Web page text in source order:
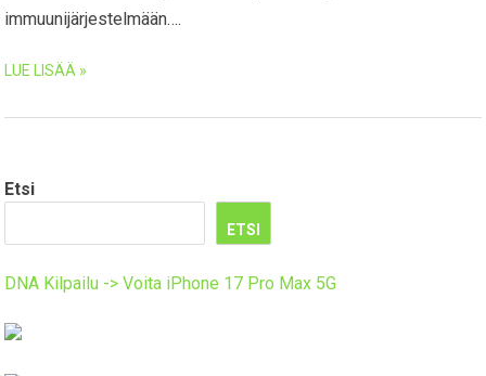
immuunijärjestelmään….
LUE LISÄÄ »
Etsi
ETSI
DNA Kilpailu -> Voita iPhone 17 Pro Max 5G